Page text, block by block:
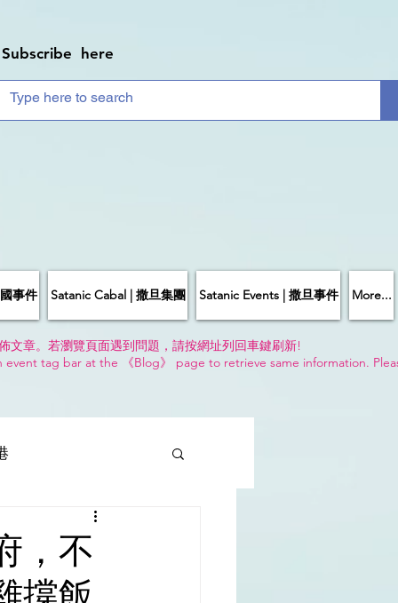
Subscribe here
事件 Satanic Cabal | 撒旦集團 Satanic Events | 撒旦事件 More...
文章。若瀏覽頁面遇到問題，請按網址列回車鍵刷新!
tag bar at the 《Blog》 page to retrieve same information.
| 世界
，不